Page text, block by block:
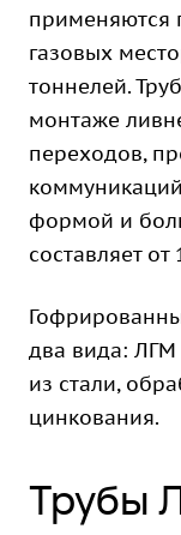
применяются
газовых
тоннелей.
монтаже
переходов,
формой и
составляет
два вида: ЛГМ
из стали,
цинкования.
Трубы